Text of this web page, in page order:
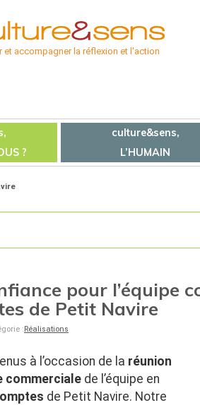
et accompagner la réflexion et l'action
?
culture&sens,
L’HUMAIN
pour l’équipe
de Petit Navire
:Réalisations
à l’occasion de la réunion
commerciale de l’équipe en
de Petit Navire. Notre